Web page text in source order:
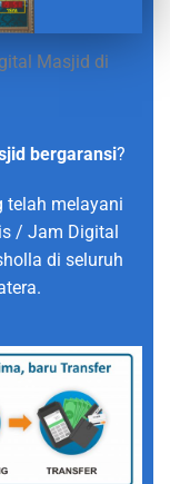
Masjid di
bergaransi?
telah melayani
/ Jam Digital
di seluruh